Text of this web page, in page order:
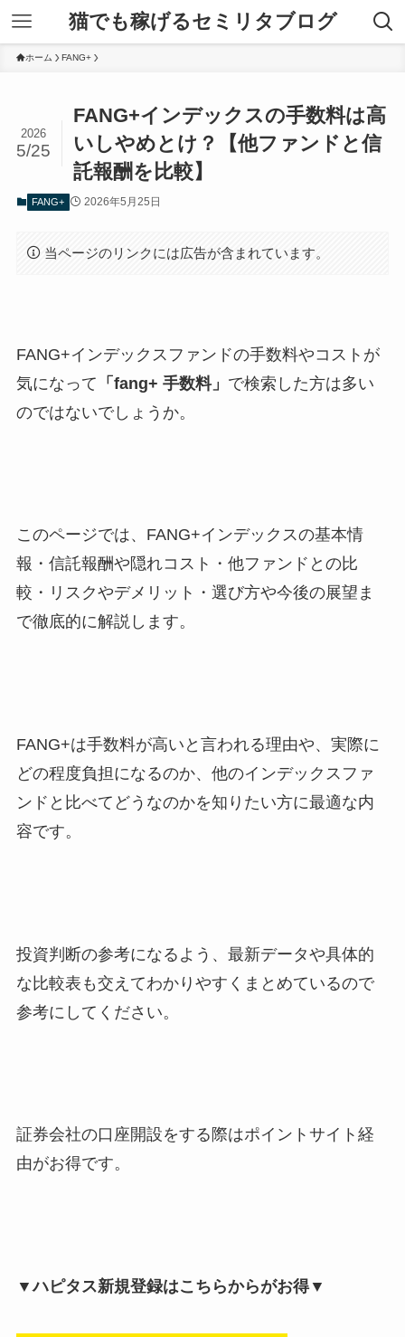
猫でも稼げるセミリタブログ
ホーム FANG+
FANG+インデックスの手数料は高
いしやめとけ？【他ファンドと信
託報酬を比較】
2026
5/25
FANG+ 2026年5月25日
当ページのリンクには広告が含まれています。
FANG+インデックスファンドの手数料やコストが
気になって 「fang+ 手数料」 で検索した方は多い
のではないでしょうか。
このページでは、FANG+インデックスの基本情
報・信託報酬や隠れコスト・他ファンドとの比
較・リスクやデメリット・選び方や今後の展望ま
で徹底的に解説します。
FANG+は手数料が高いと言われる理由や、実際に
どの程度負担になるのか、他のインデックスファ
ンドと比べてどうなのかを知りたい方に最適な内
容です。
投資判断の参考になるよう、最新データや具体的
な比較表も交えてわかりやすくまとめているので
参考にしてください。
証券会社の口座開設をする際はポイントサイト経
由がお得です。
▼ハピタス新規登録はこちらからがお得▼